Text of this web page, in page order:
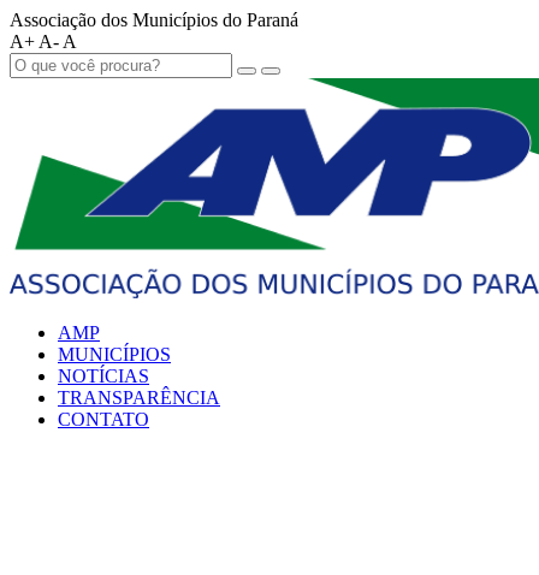
Associação dos Municípios do Paraná
A+ A- A
AMP
MUNICÍPIOS
NOTÍCIAS
TRANSPARÊNCIA
CONTATO